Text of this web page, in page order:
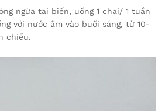
ngừa tai biến, uống 1 chai/ 1 tuần
với nước ấm vào buổi sáng, từ 10-
chiều.